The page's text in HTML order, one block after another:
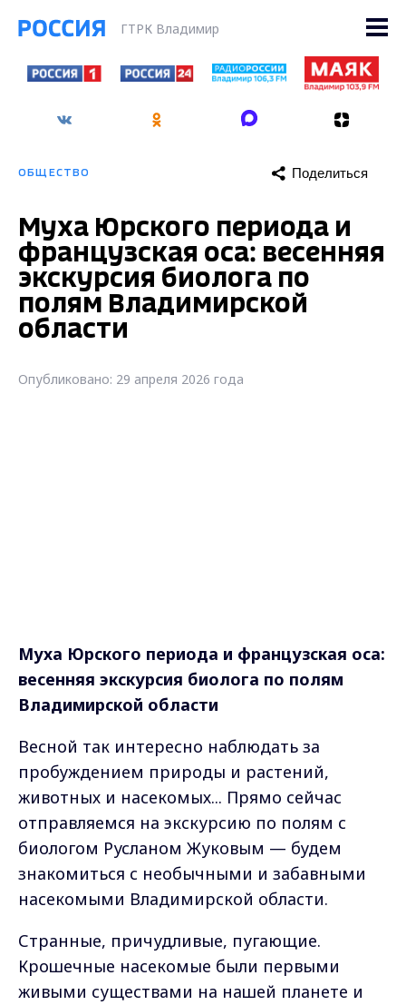
ГТРК Владимир
ОБЩЕСТВО Поделиться
Муха Юрского периода и
французская оса: весенняя
экскурсия биолога по
полям Владимирской
области
Опубликовано: 29 апреля 2026 года
Муха Юрского периода и французская оса:
весенняя экскурсия биолога по полям
Владимирской области
Весной так интересно наблюдать за
пробуждением природы и растений,
животных и насекомых... Прямо сейчас
отправляемся на экскурсию по полям с
биологом Русланом Жуковым — будем
знакомиться с необычными и забавными
насекомыми Владимирской области.
Странные, причудливые, пугающие.
Крошечные насекомые были первыми
живыми существами на нашей планете и